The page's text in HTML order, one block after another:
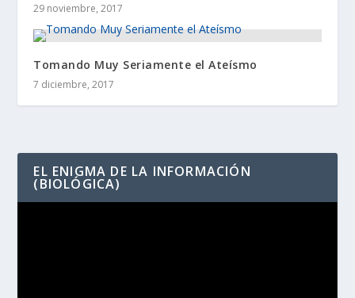
29 noviembre, 2017
Tomando Muy Seriamente el Ateísmo
7 diciembre, 2017
EL ENIGMA DE LA INFORMACIÓN
(BIOLÓGICA)